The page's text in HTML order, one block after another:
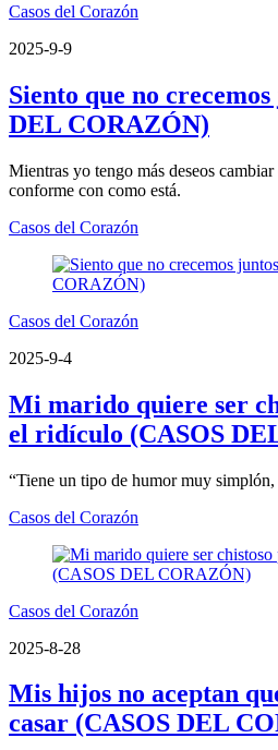
Casos del Corazón
2025-9-9
Siento que no
DEL CORAZÓN)
Mientras yo tengo más deseos cambiar
conforme con como está.
Casos del Corazón
Casos del Corazón
2025-9-4
Mi marido quiere ser
el ridículo (CASOS
“Tiene un tipo de humor muy
Casos del Corazón
Casos del Corazón
2025-8-28
Mis hijos no aceptan
casar (CASOS DEL